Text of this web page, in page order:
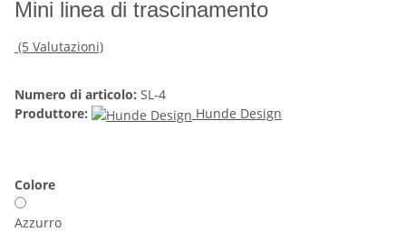
Mini linea di trascinamento
(5 Valutazioni)
Numero di articolo: SL-4
Produttore:
Hunde Design
Colore
Azzurro